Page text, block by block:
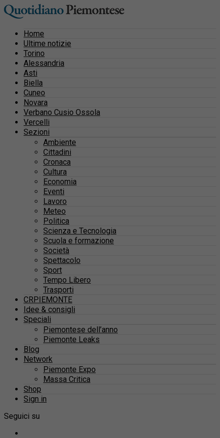
Home
Ultime notizie
Torino
Alessandria
Asti
Biella
Cuneo
Novara
Verbano Cusio Ossola
Vercelli
Sezioni
Ambiente
Cittadini
Cronaca
Cultura
Economia
Eventi
Lavoro
Meteo
Politica
Scienza e Tecnologia
Scuola e formazione
Società
Spettacolo
Sport
Tempo Libero
Trasporti
CRPIEMONTE
Idee & consigli
Speciali
Piemontese dell’anno
Piemonte Leaks
Blog
Network
Piemonte Expo
Massa Critica
Shop
Sign in
Seguici su